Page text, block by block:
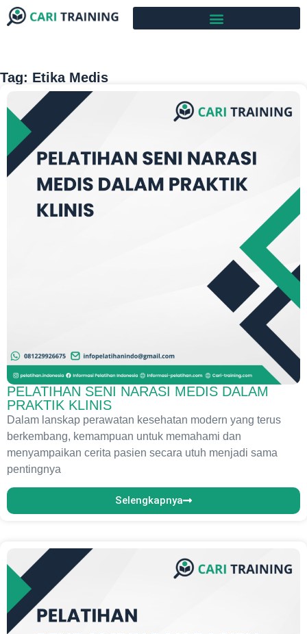
Tag: Etika Medis
PELATIHAN SENI NARASI MEDIS DALAM
PRAKTIK KLINIS
Dalam lanskap perawatan kesehatan modern yang terus
berkembang, kemampuan untuk memahami dan
menyampaikan cerita pasien secara utuh menjadi sama
pentingnya
Selengkapnya